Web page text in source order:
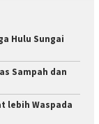
Hulu Sungai
Sampah dan
lebih Waspada